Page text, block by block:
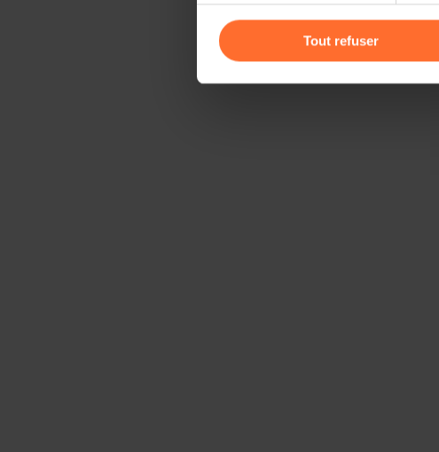
gauche de chaque page.
Tout refuser